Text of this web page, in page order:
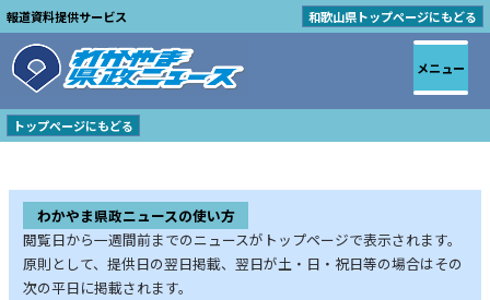
報道資料提供サービス 和歌山県トップページにもどる
トップページにもどる
わかやま県政ニュースの使い方
閲覧日から一週間前までのニュースがトップページで表示されます。
原則として、提供日の翌日掲載、翌日が土・日・祝日等の場合はその
次の平日に掲載されます。
メニュー